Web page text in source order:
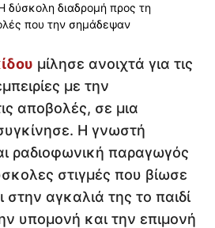
μίλησε ανοιχτά για τις
με την
αποβολές, σε μια
Η γνωστή
ραδιοφωνική παραγωγός
στιγμές που βίωσε
στην αγκαλιά της το παιδί
υπομονή και την επιμονή